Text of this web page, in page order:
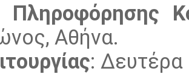
Πληροφόρησης
Αθήνα.
: